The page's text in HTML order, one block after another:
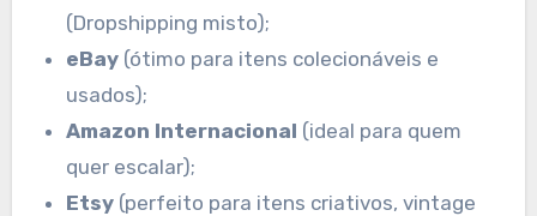
(Dropshipping misto);
eBay (ótimo para itens colecionáveis e
usados);
Amazon Internacional (ideal para quem
quer escalar);
Etsy (perfeito para itens criativos, vintage